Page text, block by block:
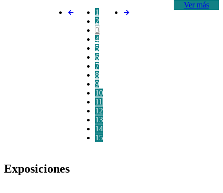
Ver más
1
2
3
4
5
6
7
8
9
10
11
12
13
14
15
Exposiciones